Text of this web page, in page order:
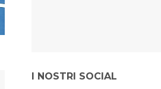
I NOSTRI SOCIAL